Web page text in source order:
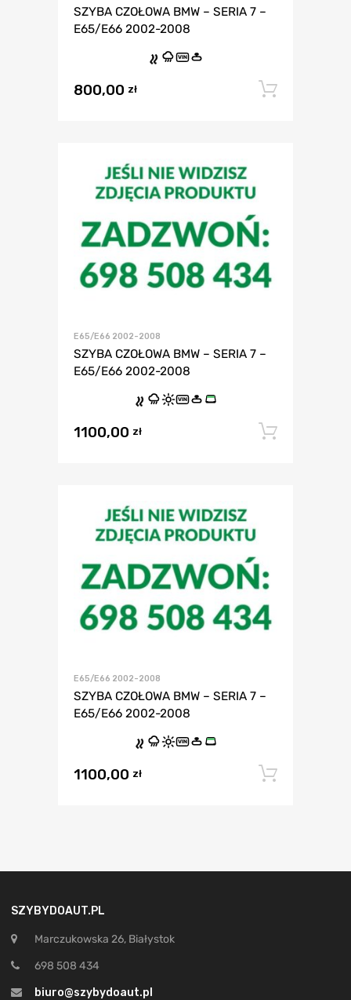
SZYBA CZOŁOWA BMW – SERIA 7 –
E65/E66 2002-2008
VIN
800,00 zł
E65/E66 2002-2008
SZYBA CZOŁOWA BMW – SERIA 7 –
E65/E66 2002-2008
VIN
1100,00 zł
E65/E66 2002-2008
SZYBA CZOŁOWA BMW – SERIA 7 –
E65/E66 2002-2008
VIN
1100,00 zł
SZYBYDOAUT.PL
Marczukowska 26, Białystok
698 508 434
biuro@szybydoaut.pl